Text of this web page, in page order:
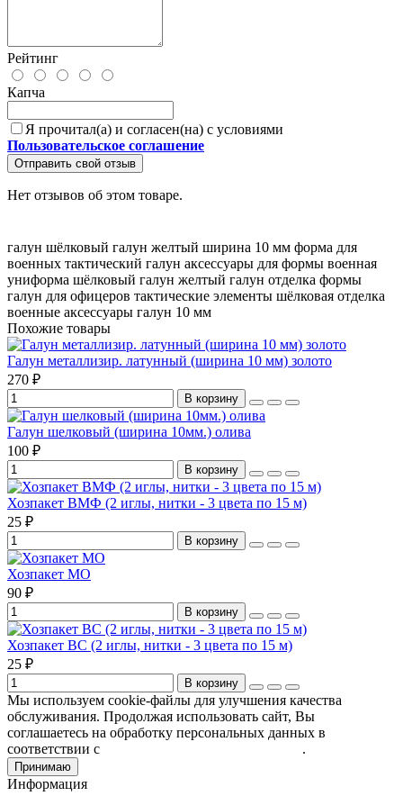
Рейтинг
Капча
Я прочитал(а) и согласен(на) с условиями
Пользовательское соглашение
Отправить свой отзыв
Нет отзывов об этом товаре.
галун шёлковый галун желтый ширина 10 мм форма для
военных тактический галун аксессуары для формы военная
униформа шёлковый галун желтый галун отделка формы
галун для офицеров тактические элементы шёлковая отделка
военные аксессуары галун 10 мм
Похожие товары
Галун металлизир. латунный (ширина 10 мм) золото
270 ₽
В корзину
Галун шелковый (ширина 10мм.) олива
100 ₽
В корзину
Хозпакет ВМФ (2 иглы, нитки - 3 цвета по 15 м)
25 ₽
В корзину
Хозпакет МО
90 ₽
В корзину
Хозпакет ВС (2 иглы, нитки - 3 цвета по 15 м)
25 ₽
В корзину
Мы используем cookie-файлы для улучшения качества
обслуживания. Продолжая использовать сайт, Вы
соглашаетесь на обработку персональных данных в
соответствии с
.
Принимаю
Информация